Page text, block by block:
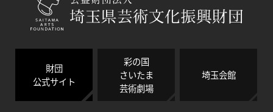
財団
公式サイト
彩の国
さいたま
芸術劇場
埼玉会館